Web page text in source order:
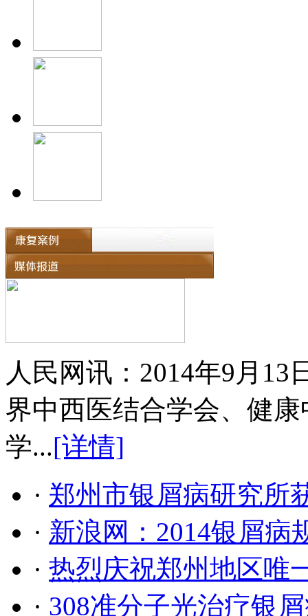
人民网讯：2014年9月
界中西医结合学会、健
学...[详情]
· 郑州市银屑病研究所
· 新浪网：2014银屑病
· 热烈庆祝郑州地区唯
· 308准分子光治疗银